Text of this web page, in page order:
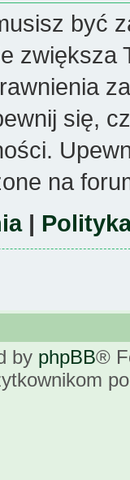
być
zwiększa
się,
na
|
by phpBB®